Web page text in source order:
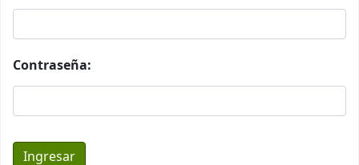
Contraseña: